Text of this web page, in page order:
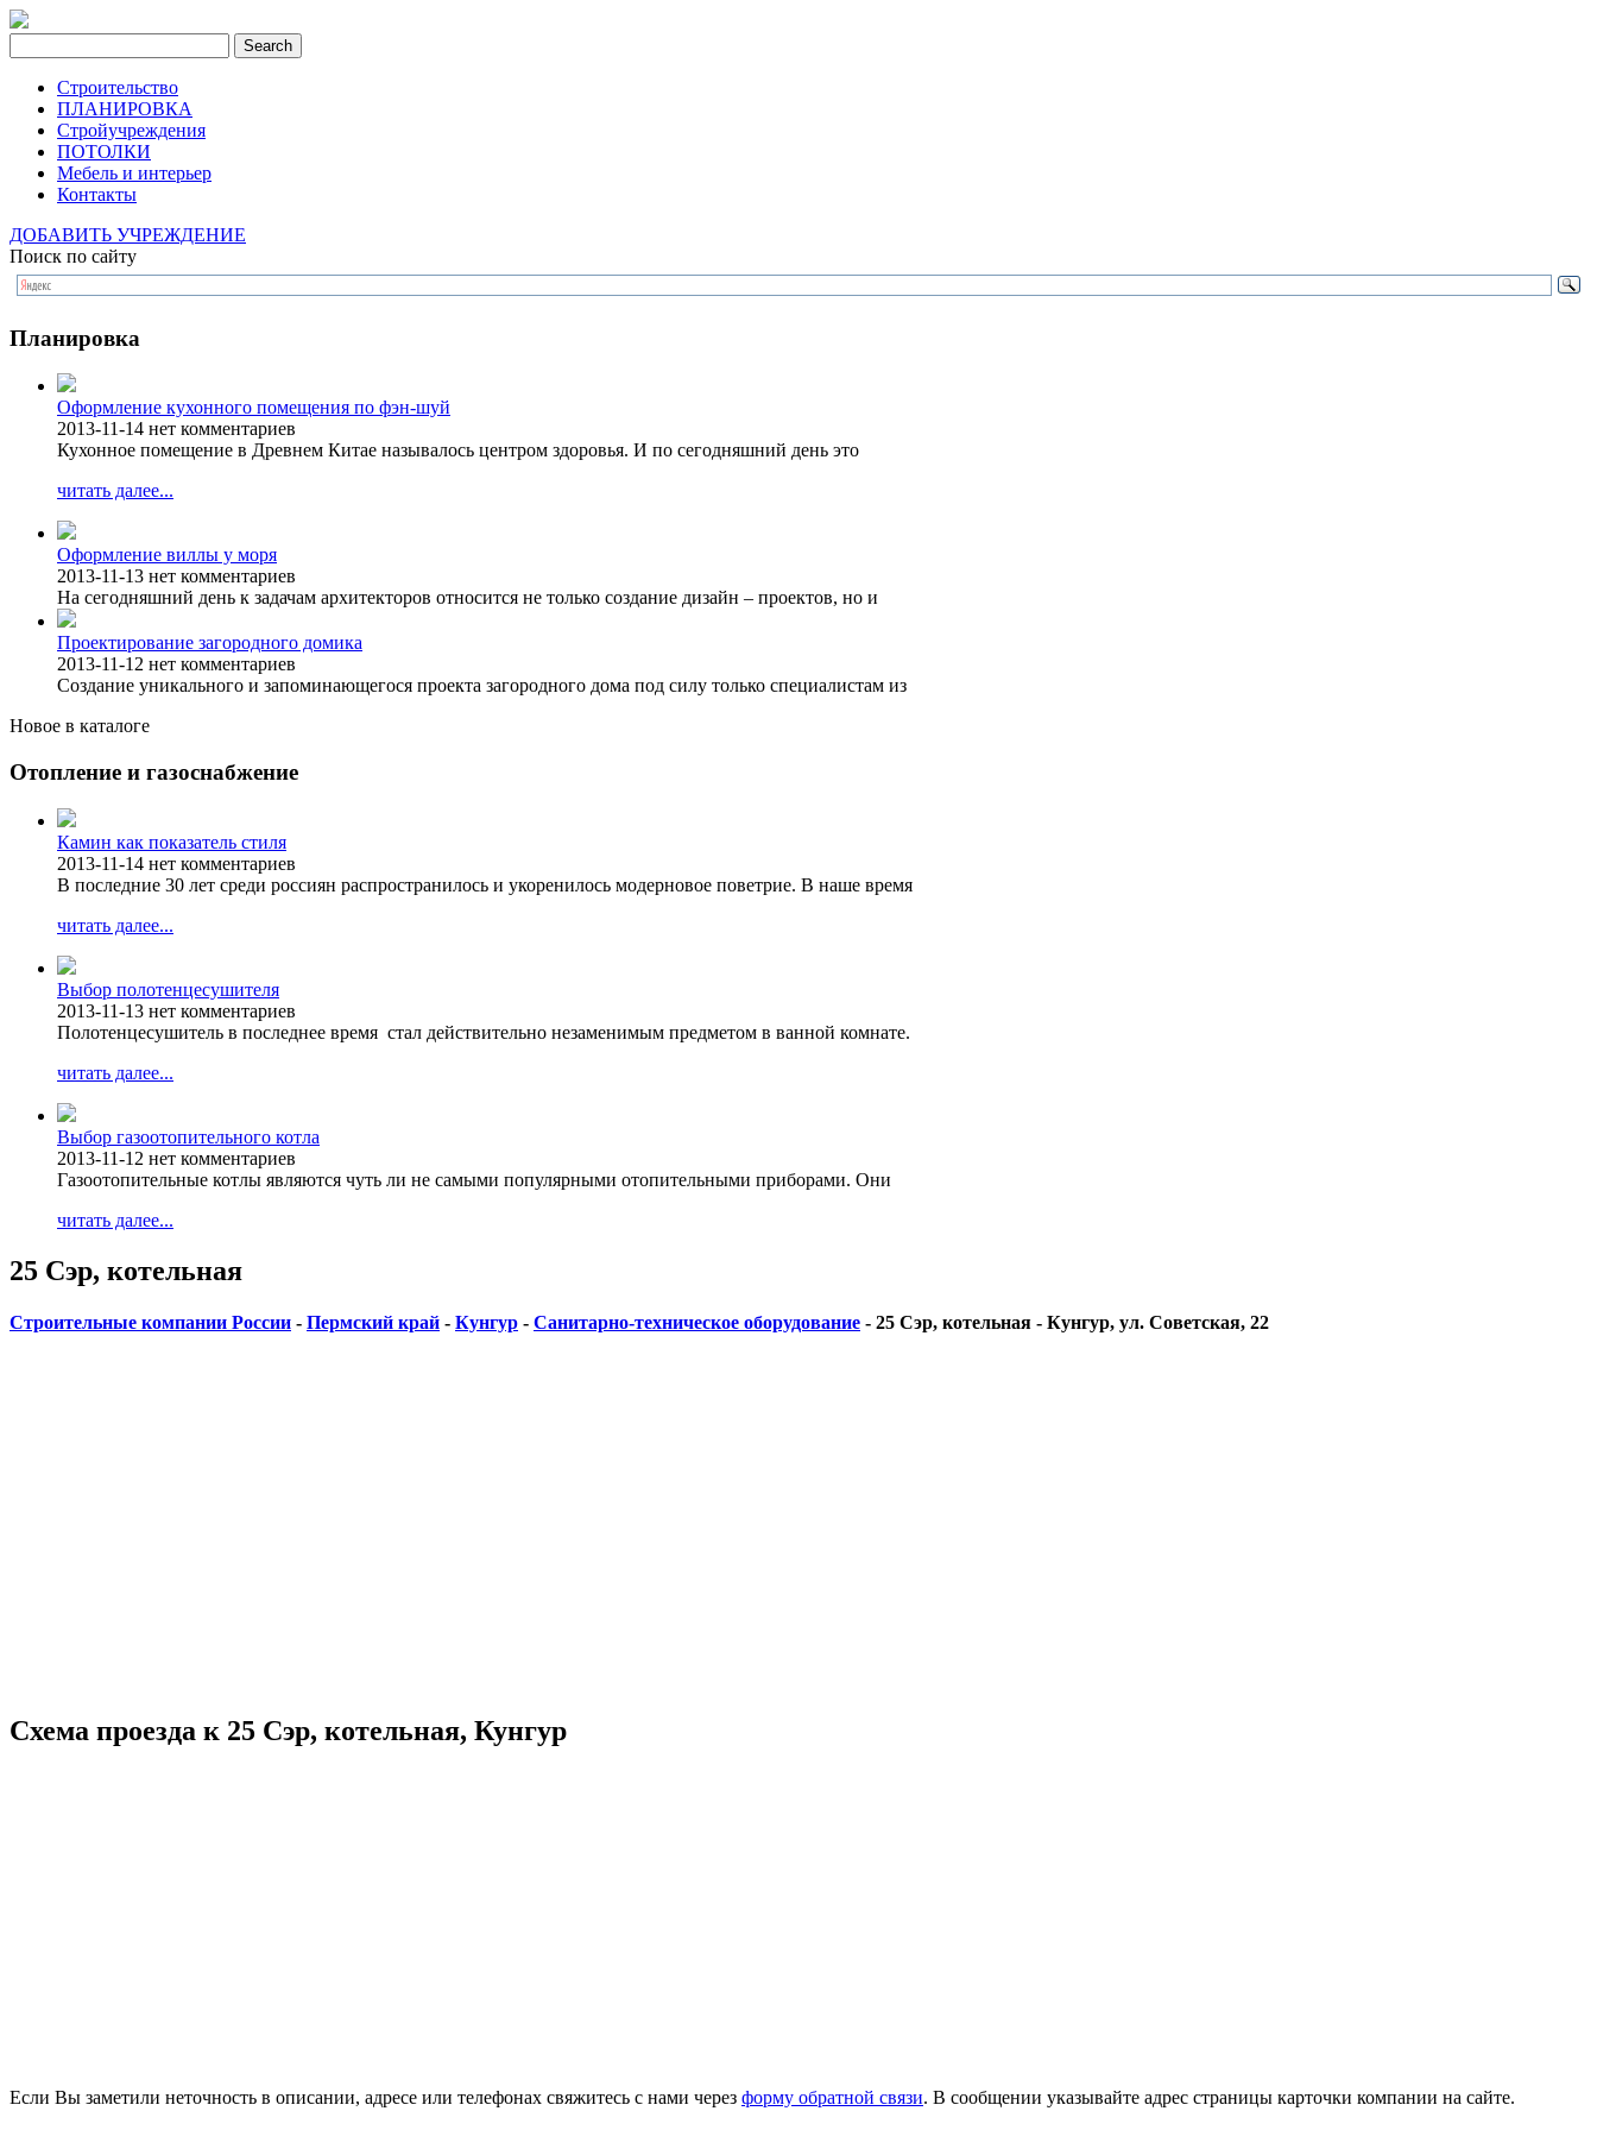
Строительство
ПЛАНИРОВКА
Стройучреждения
ПОТОЛКИ
Мебель и интерьер
Контакты
ДОБАВИТЬ УЧРЕЖДЕНИЕ
Поиск по сайту
Планировка
Оформление кухонного помещения по фэн-шуй
2013-11-14 нет комментариев
Кухонное помещение в Древнем Китае называлось центром здоровья. И по сегодняшний день это
читать далее...
Оформление виллы у моря
2013-11-13 нет комментариев
На сегодняшний день к задачам архитекторов относится не только создание дизайн – проектов, но и
Проектирование загородного домика
2013-11-12 нет комментариев
Создание уникального и запоминающегося проекта загородного дома под силу только специалистам из
Новое в каталоге
Отопление и газоснабжение
Камин как показатель стиля
2013-11-14 нет комментариев
В последние 30 лет среди россиян распространилось и укоренилось модерновое поветрие. В наше время
читать далее...
Выбор полотенцесушителя
2013-11-13 нет комментариев
Полотенцесушитель в последнее время стал действительно незаменимым предметом в ванной комнате.
читать далее...
Выбор газоотопительного котла
2013-11-12 нет комментариев
Газоотопительные котлы являются чуть ли не самыми популярными отопительными приборами. Они
читать далее...
25 Сэр, котельная
Строительные компании России - Пермский край - Кунгур - Санитарно-техническое оборудование - 25 Сэр, котельная - Кунгур, ул. Советская, 22
Схема проезда к 25 Сэр, котельная, Кунгур
Если Вы заметили неточность в описании, адресе или телефонах свяжитесь с нами через форму обратной связи. В сообщении указывайте адрес страницы карточки компании на сайте.